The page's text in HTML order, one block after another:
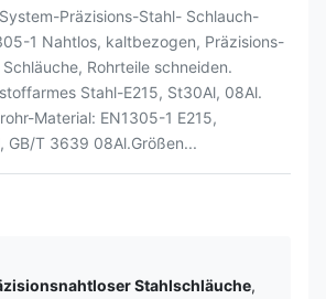
Präzisions-Stahl- Schlauch-
1 Nahtlos, kaltbezogen, Präzisions-
Rohrteile schneiden.
Stahl-E215, St30Al, 08Al.
Material: EN1305-1 E215,
GB/T 3639 08Al.Größen...
Stahlschläuche,